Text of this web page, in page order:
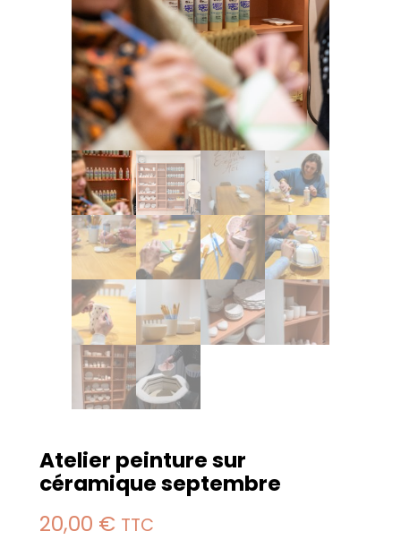
Atelier peinture sur
céramique septembre
20,00 € TTC